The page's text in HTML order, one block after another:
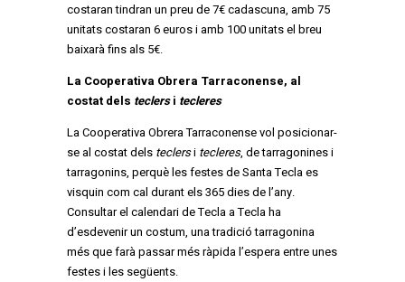
costaran tindran un preu de 7€ cadascuna, amb 75
unitats costaran 6 euros i amb 100 unitats el breu
baixarà fins als 5€.
La Cooperativa Obrera Tarraconense, al
costat dels teclersi tecleres
La Cooperativa Obrera Tarraconense vol posicionar-
se al costat dels teclersi tecleres, de tarragonines i
tarragonins, perquè les festes de Santa Tecla es
visquin com cal durant els 365 dies de l’any.
Consultar el calendari de Tecla a Tecla ha
d’esdevenir un costum, una tradició tarragonina
més que farà passar més ràpida l’espera entre unes
festes i les següents.